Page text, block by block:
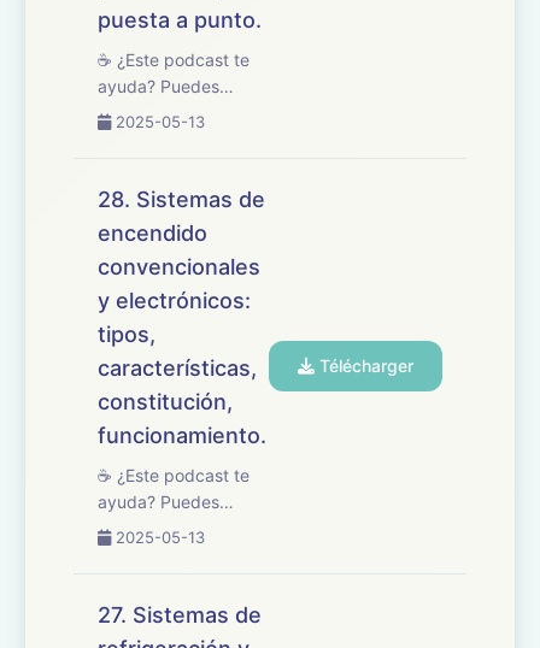
puesta a punto.
☕ ¿Este podcast te
ayuda? Puedes
apoyarlo en
🎧 En este episodio
repasamos el tema
oposiciones de
Mantenimiento de
Vehículos, centrado
en los procesos ...
2025-05-13
28. Sistemas de
encendido
convencionales
y electrónicos:
tipos,
características,
constitución,
funcionamiento.
☕ ¿Este podcast te
ayuda? Puedes
apoyarlo en
🎧 En este episodio
abordamos el tema
2025-05-13
Télécharger
27. Sistemas de